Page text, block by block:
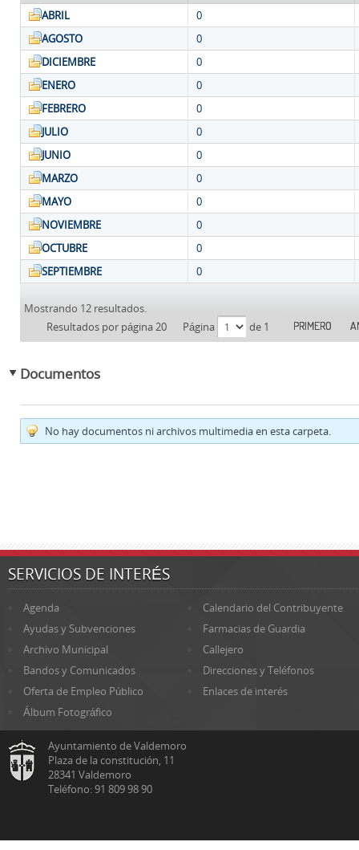
ABRIL
0
AGOSTO
0
DICIEMBRE
0
ENERO
0
FEBRERO
0
JULIO
0
JUNIO
0
MARZO
0
MAYO
0
NOVIEMBRE
0
OCTUBRE
0
SEPTIEMBRE
0
Mostrando 12 resultados.
Resultados por página 20
Página de 1 PRIMERO
Documentos
No hay documentos ni archivos multimedia en esta carpeta.
SERVICIOS DE INTERÉS
Agenda
Calendario del Contribuyente
Ayudas y Subvenciones
Farmacias de Guardia
Archivo Municipal
Callejero
Bandos y Comunicados
Direcciones y Teléfonos
Oferta de Empleo Público
Enlaces de interés
Álbum Fotográfico
Ayuntamiento de Valdemoro
Plaza de la constitución, 11
28341 Valdemoro
Teléfono: 91 809 98 90